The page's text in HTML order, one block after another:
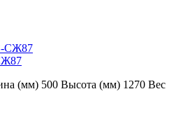
(мм) 500 Высота (мм) 1270 Вес